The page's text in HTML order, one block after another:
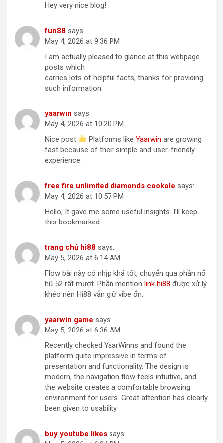
Hey very nice blog!
fun88 says:
May 4, 2026 at 9:36 PM
I am actually pleased to glance at this webpage
posts which
carries lots of helpful facts, thanks for providing
such information.
yaarwin says:
May 4, 2026 at 10:20 PM
Nice post
Platforms likeYaarwin are growing
fast because of their simple and user-friendly
experience.
free fire unlimited diamonds cookole says:
May 4, 2026 at 10:57 PM
Hello, It gave me some useful insights. I’ll keep
this bookmarked.
trang chủ hi88 says:
May 5, 2026 at 6:14 AM
Flow bài này có nhịp khá tốt, chuyển qua phần nổ
hũ 52 rất mượt. Phần mention link hi88 được xử lý
khéo nên Hi88 vẫn giữ vibe ổn.
yaarwin game says:
May 5, 2026 at 6:36 AM
Recently checked YaarWinns and found the
platform quite impressive in terms of
presentation and functionality. The design is
modern, the navigation flow feels intuitive, and
the website creates a comfortable browsing
environment for users. Great attention has clearly
been given to usability.
buy youtube likes says: